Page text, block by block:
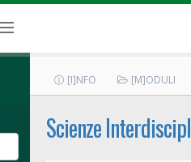
[I]NFO [M]ODULI
Scienze